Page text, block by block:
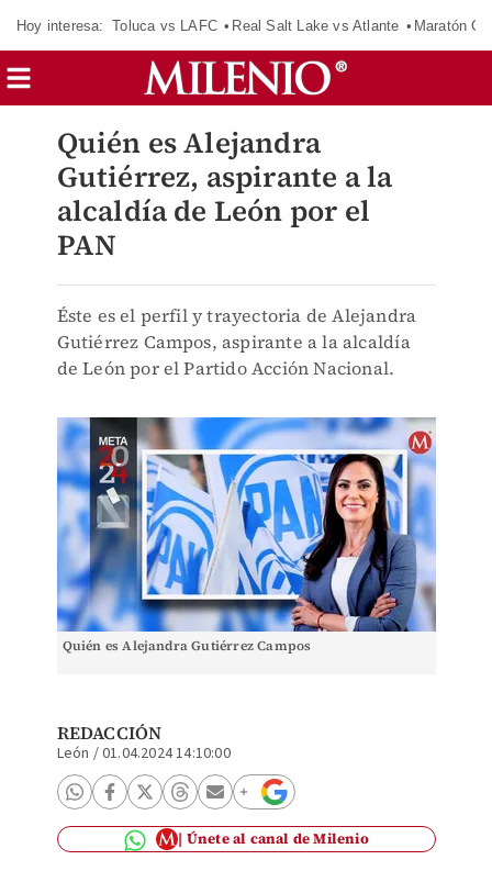
Hoy interesa: Toluca vs LAFC Real Salt Lake vs Atlante Maratón
Quién es Alejandra
Gutiérrez, aspirante a la
alcaldía de León por el
PAN
Éste es el perfil y trayectoria de Alejandra
Gutiérrez Campos, aspirante a la alcaldía
de León por el Partido Acción Nacional.
Quién es Alejandra Gutiérrez Campos
REDACCIÓN
León /01.04.2024 14:10:00
Únete al canal de Milenio